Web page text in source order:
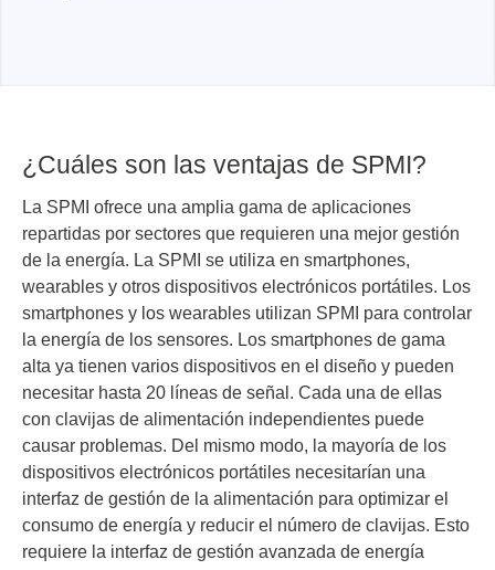
¿Cuáles son las ventajas de SPMI?
La SPMI ofrece una amplia gama de aplicaciones
repartidas por sectores que requieren una mejor gestión
de la energía. La SPMI se utiliza en smartphones,
wearables y otros dispositivos electrónicos portátiles. Los
smartphones y los wearables utilizan SPMI para controlar
la energía de los sensores. Los smartphones de gama
alta ya tienen varios dispositivos en el diseño y pueden
necesitar hasta 20 líneas de señal. Cada una de ellas
con clavijas de alimentación independientes puede
causar problemas. Del mismo modo, la mayoría de los
dispositivos electrónicos portátiles necesitarían una
interfaz de gestión de la alimentación para optimizar el
consumo de energía y reducir el número de clavijas. Esto
requiere la interfaz de gestión avanzada de energía